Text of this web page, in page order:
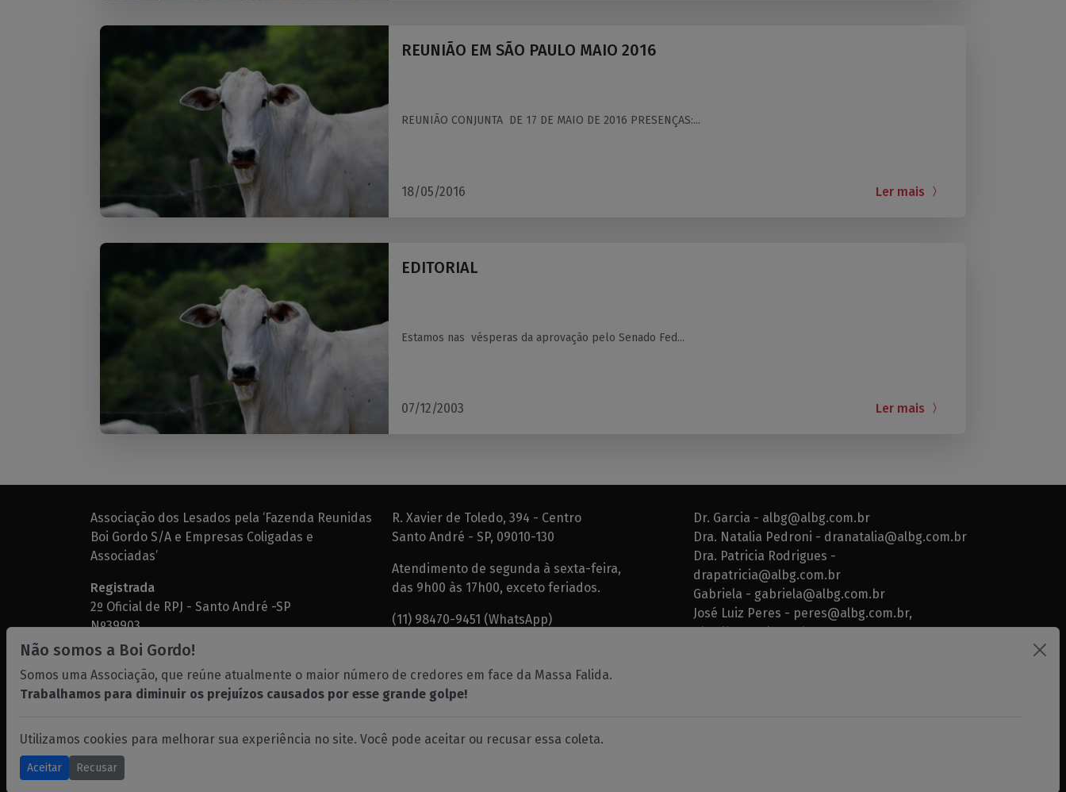
REUNIÃO EM SÃO PAULO MAIO 2016
REUNIÃO CONJUNTA DE 17 DE MAIO DE 2016 PRESENÇAS:...
18/05/2016 Ler mais
EDITORIAL
Estamos nas vésperas da aprovação pelo Senado Fed...
07/12/2003 Ler mais
Associação dos Lesados pela ‘Fazenda Reunidas
Boi Gordo S/A e Empresas Coligadas e
Associadas’
Registrada
2º Oficial de RPJ - Santo André -SP
Nº39903
CNPJ: 05.426.482/0001-60
R. Xavier de Toledo, 394 - Centro
Santo André - SP, 09010-130
Atendimento de segunda à sexta-feira,
das 9h00 às 17h00, exceto feriados.
(11) 98470-9451 (WhatsApp)
(11) 4438-7819
(11) 99749-1000 - Peres
Dr. Garcia - albg@albg.com.br
Dra. Natalia Pedroni - dranatalia@albg.com.br
Dra. Patricia Rodrigues -
drapatricia@albg.com.br
Gabriela - gabriela@albg.com.br
José Luiz Peres - peres@albg.com.br,
abcalbg@uol.com.br
© 2026
Não somos a Boi Gordo!
Somos uma Associação, que reúne atualmente o maior número de credores em face da Massa Falida.
Trabalhamos para diminuir os prejuízos causados por esse grande golpe!
Utilizamos cookies para melhorar sua experiência no site. Você pode aceitar ou recusar essa coleta.
Aceitar Recusar